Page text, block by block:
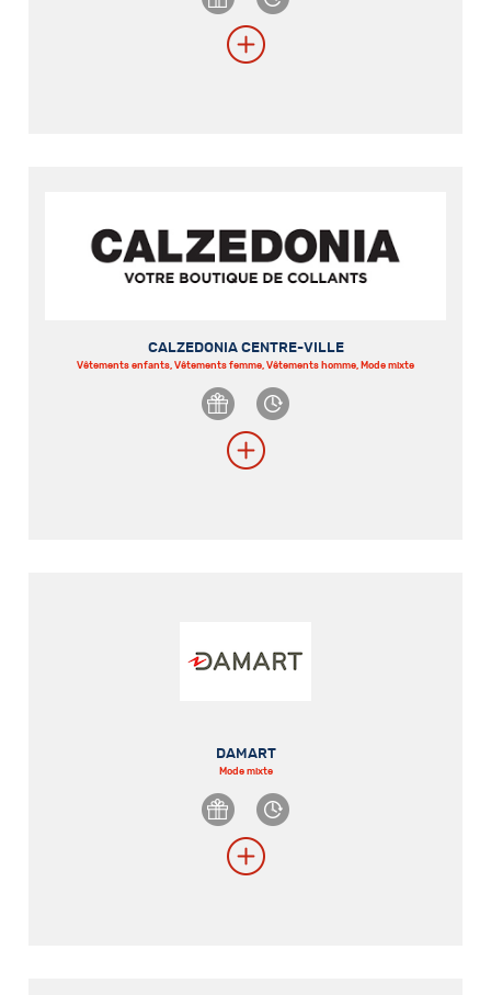
CALZEDONIA CENTRE-VILLE
Vêtements enfants, Vêtements femme, Vêtements homme, Mode mixte
DAMART
Mode mixte